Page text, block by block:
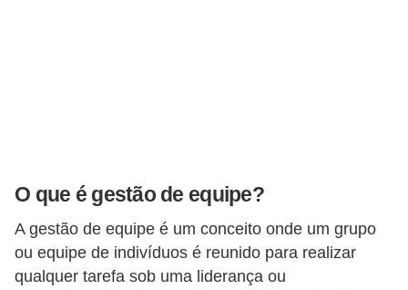
O que é gestão de equipe?
A gestão de equipe é um conceito onde um grupo
ou equipe de indivíduos é reunido para realizar
qualquer tarefa sob uma liderança ou
t
r
i
a